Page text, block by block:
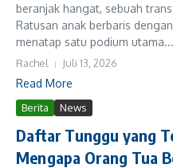
beranjak hangat, sebuah
Ratusan anak berbaris
menatap satu podium
Rachel Juli 13, 2026
Read More
Berita News
Daftar Tunggu yang
Mengapa Orang Tua